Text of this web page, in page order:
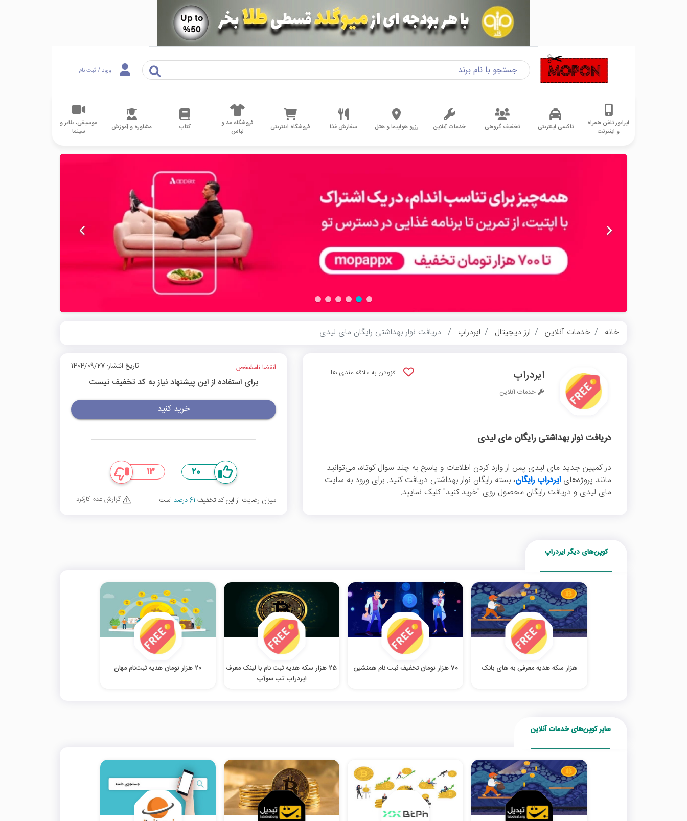
ورود / ثبت نام
اپراتور تلفن همراه
و اینترنت
تاکسی اینترنتی تخفیف گروهی خدمات آنلاین رزرو هواپیما و هتل سفارش غذا فروشگاه اینترنتی
فروشگاه مد و
لباس
کتاب مشاوره و آموزش
موسیقی، تئاتر و
سینما
خانه خدمات آنلاین ارز دیجیتال ایردراپ دریافت نوار بهداشتی رایگان مای لیدی
ایردراپ
خدمات آنلاین
افزودن به علاقه مندی ها
دریافت نوار بهداشتی رایگان مای لیدی
در کمپین جدید مای لیدی پس از وارد کردن اطلاعات و پاسخ به چند سوال کوتاه، می‌توانید
مانند پروژه‌هایایردراپ رایگان، بسته رایگان نوار بهداشتی دریافت کنید. برای ورود به سایت
مای لیدی و دریافت رایگان محصول روی "خرید کنید" کلیک نمایید.
انقضا نامشخص تاریخ انتشار: 1404/09/27
برای استفاده از این پیشنهاد نیاز به کد تخفیف نیست
خرید کنید
20
13
میزان رضایت از این کد تخفیف 61 درصد است گزارش عدم کارکرد
کوپن‌های دیگر ایردراپ
هزار سکه هدیه معرفی به های بانک 70 هزار تومان تخفیف ثبت نام همنشین
25 هزار سکه هدیه ثبت نام با لینک معرف
ایردراپ تپ سوآپ
20 هزار تومان هدیه ثبت‌نام مهان
سایر کوپن‌های خدمات آنلاین